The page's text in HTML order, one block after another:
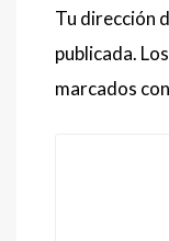
Tu dirección
publicada.
marcados con